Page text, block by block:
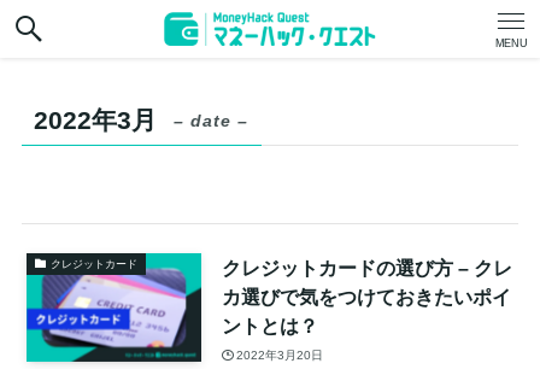
MENU
2022年3月 – date –
クレジットカード
クレジットカードの選び方 – クレ
カ選びで気をつけておきたいポイ
ントとは？
2022年3月20日